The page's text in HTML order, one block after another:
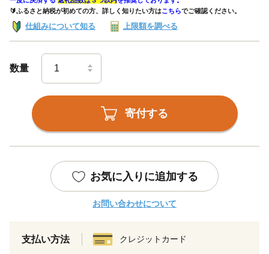
🔰ふるさと納税が初めての方、詳しく知りたい方はこちらでご確認ください。
仕組みについて知る 上限額を調べる
数量
寄付する
お気に入りに追加する
お問い合わせについて
支払い方法 クレジットカード